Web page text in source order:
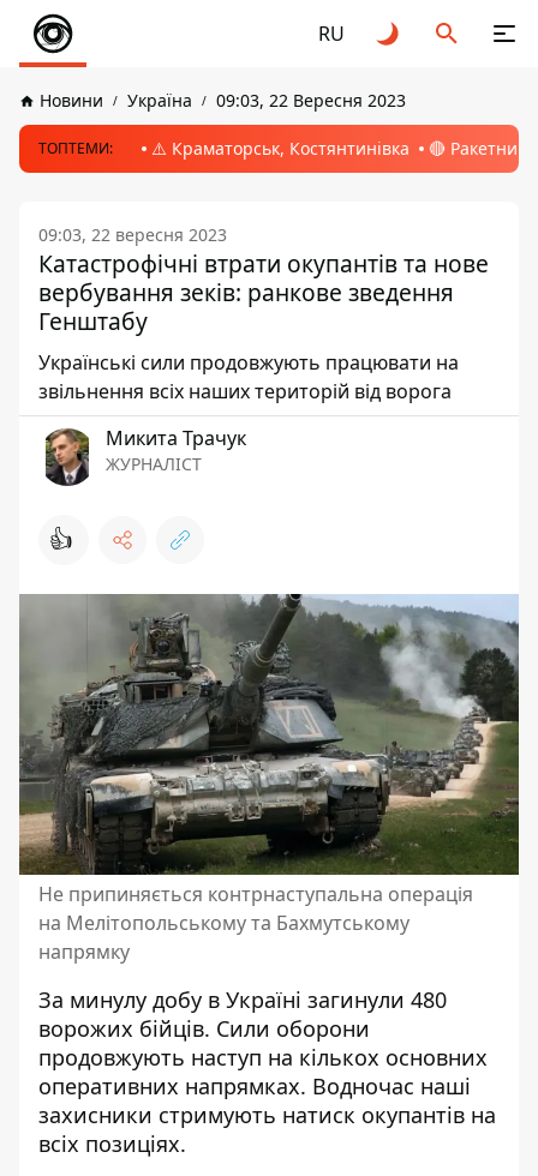
RU
Новини Україна 09:03, 22 Вересня 2023
ТОПТЕМИ: ⚠️ Краматорськ, Костянтинівка 🔴 Ракетний
09:03, 22 вересня 2023
Катастрофічні втрати окупантів та нове
вербування зеків: ранкове зведення
Генштабу
Українські сили продовжують працювати на
звільнення всіх наших територій від ворога
Микита Трачук
ЖУРНАЛІСТ
👍
Не припиняється контрнаступальна операція
на Мелітопольському та Бахмутському
напрямку
За минулу добу в Україні загинули 480
ворожих бійців. Сили оборони
продовжують наступ на кількох основних
оперативних напрямках. Водночас наші
захисники стримують натиск окупантів на
всіх позиціях.